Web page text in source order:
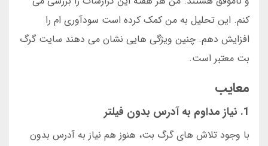
کنم. این تحلیل به من کمک کرده است سودآوری ام را
افزایش دهم. چنین ویژگی هایی نشان می دهند سایت گرگ
بت معتبر است.
معایب
1. نیاز مداوم به آدرس بدون فیلتر
با وجود تلاش های گرگ بت، هنوز هم نیاز به آدرس بدون